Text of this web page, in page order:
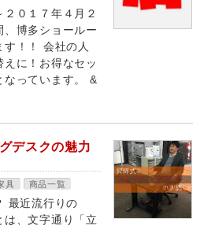
０１７年４月２
、博多ショールー
す！！ 会社の人
えに！お得なセッ
なっています。 &
デスクの魅力
具 商品一覧
最近流行りの
は、文字通り「立